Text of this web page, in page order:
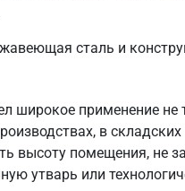
сталь и
широкое применение не
в
высоту помещения, не
утварь или